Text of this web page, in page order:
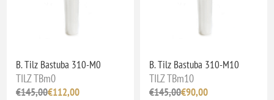
B. Tilz Bastuba 310-M0
TILZ TBm0
€145,00€112,00
B. Tilz Bastuba 310-M10
TILZ TBm10
€145,00€90,00